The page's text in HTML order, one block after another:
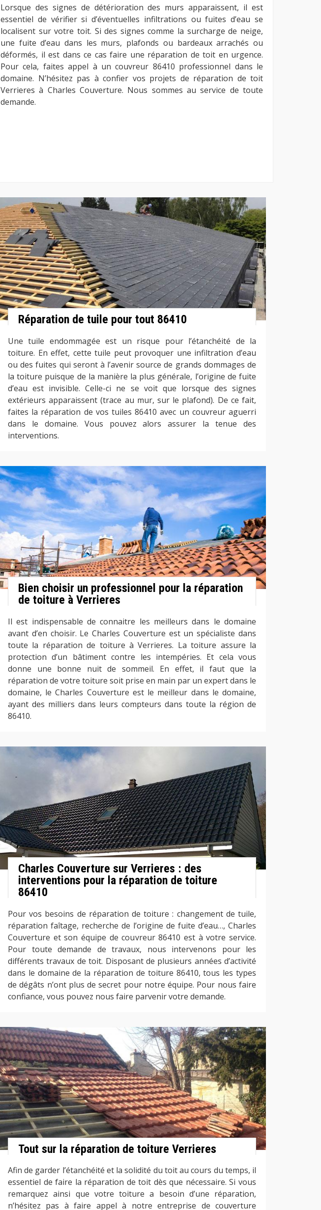
Lorsque des signes de détérioration des murs apparaissent, il est
essentiel de vérifier si d’éventuelles infiltrations ou fuites d’eau se
localisent sur votre toit. Si des signes comme la surcharge de neige,
une fuite d’eau dans les murs, plafonds ou bardeaux arrachés ou
déformés, il est dans ce cas faire une réparation de toit en urgence.
Pour cela, faites appel à un couvreur 86410 professionnel dans le
domaine. N’hésitez pas à confier vos projets de réparation de toit
Verrieres à Charles Couverture. Nous sommes au service de toute
demande.
Réparation de tuile pour tout 86410
Une tuile endommagée est un risque pour l’étanchéité de la
toiture. En effet, cette tuile peut provoquer une infiltration d’eau
ou des fuites qui seront à l’avenir source de grands dommages de
la toiture puisque de la manière la plus générale, l’origine de fuite
d’eau est invisible. Celle-ci ne se voit que lorsque des signes
extérieurs apparaissent (trace au mur, sur le plafond). De ce fait,
faites la réparation de vos tuiles 86410 avec un couvreur aguerri
dans le domaine. Vous pouvez alors assurer la tenue des
interventions.
Bien choisir un professionnel pour la réparation
de toiture à Verrieres
Il est indispensable de connaitre les meilleurs dans le domaine
avant d’en choisir. Le Charles Couverture est un spécialiste dans
toute la réparation de toiture à Verrieres. La toiture assure la
protection d’un bâtiment contre les intempéries. Et cela vous
donne une bonne nuit de sommeil. En effet, il faut que la
réparation de votre toiture soit prise en main par un expert dans le
domaine, le Charles Couverture est le meilleur dans le domaine,
ayant des milliers dans leurs compteurs dans toute la région de
86410.
Charles Couverture sur Verrieres : des
interventions pour la réparation de toiture
86410
Pour vos besoins de réparation de toiture : changement de tuile,
réparation faîtage, recherche de l’origine de fuite d’eau…, Charles
Couverture et son équipe de couvreur 86410 est à votre service.
Pour toute demande de travaux, nous intervenons pour les
différents travaux de toit. Disposant de plusieurs années d’activité
dans le domaine de la réparation de toiture 86410, tous les types
de dégâts n’ont plus de secret pour notre équipe. Pour nous faire
confiance, vous pouvez nous faire parvenir votre demande.
Tout sur la réparation de toiture Verrieres
Afin de garder l’étanchéité et la solidité du toit au cours du temps, il
essentiel de faire la réparation de toit dès que nécessaire. Si vous
remarquez ainsi que votre toiture a besoin d’une réparation,
n’hésitez pas à faire appel à notre entreprise de couverture